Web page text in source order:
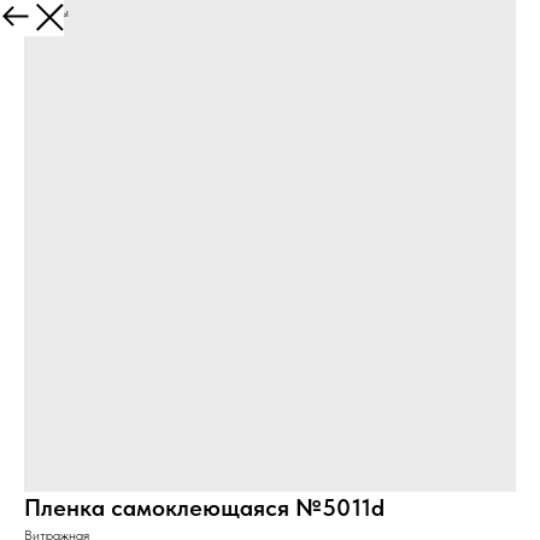
Все товары
Пленка самоклеющаяся №5011d
Витражная